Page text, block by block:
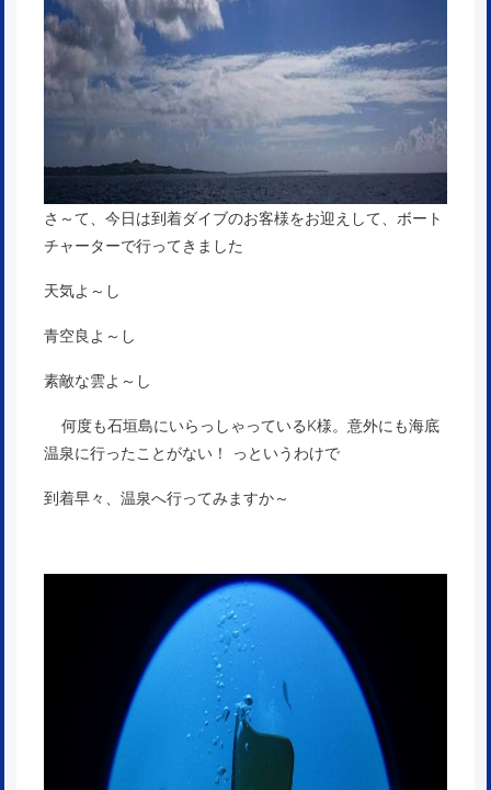
さ～て、今日は到着ダイブのお客様をお迎えして、ボート
チャーターで行ってきました
天気よ～し
青空良よ～し
素敵な雲よ～し
何度も石垣島にいらっしゃっているK様。意外にも海底
温泉に行ったことがない！ っというわけで
到着早々、温泉へ行ってみますか～